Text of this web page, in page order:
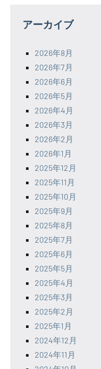
アーカイブ
2026年8月
2026年7月
2026年6月
2026年5月
2026年4月
2026年3月
2026年2月
2026年1月
2025年12月
2025年11月
2025年10月
2025年9月
2025年8月
2025年7月
2025年6月
2025年5月
2025年4月
2025年3月
2025年2月
2025年1月
2024年12月
2024年11月